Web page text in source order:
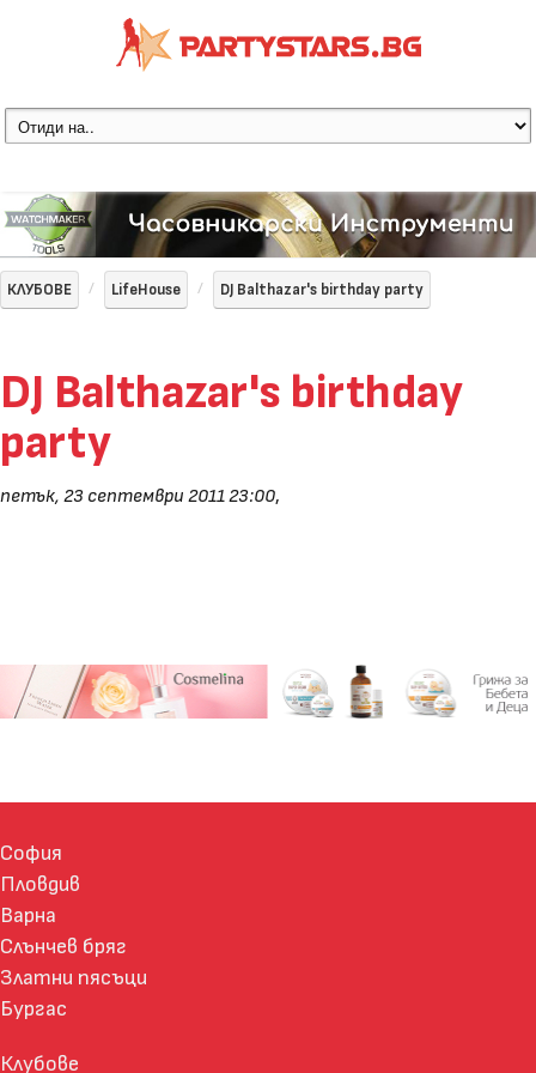
КЛУБОВЕ LifeHouse DJ Balthazar's birthday party
DJ Balthazar's birthday
party
петък, 23 септември 2011 23:00,
София
Пловдив
Варна
Слънчев бряг
Златни пясъци
Бургас
Клубове